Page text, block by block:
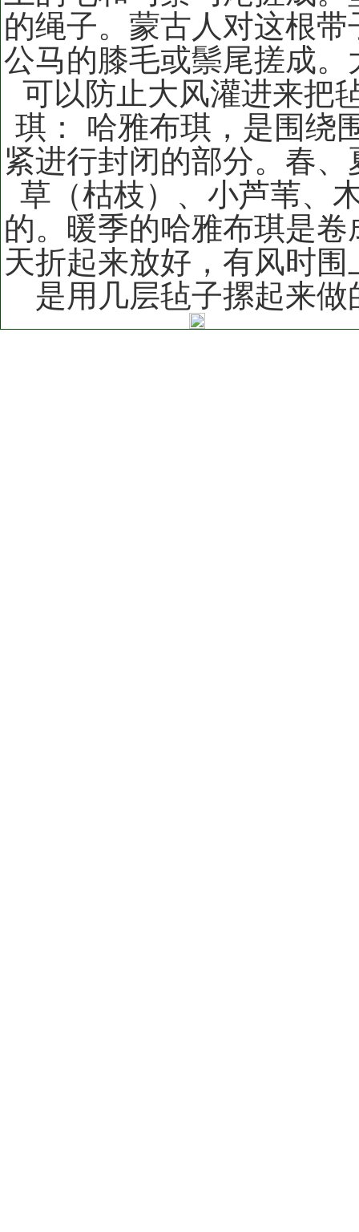
的绳子。蒙古人对这根
公马的膝毛或鬃尾搓成
可以防止大风灌进来把
琪： 哈雅布琪，是围绕
紧进行封闭的部分。春
草（枯枝）、小芦苇、
的。暖季的哈雅布琪是
天折起来放好，有风时
是用几层毡子摞起来